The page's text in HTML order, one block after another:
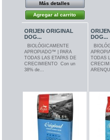
Más detalles
Agregar al carrito
ORIJEN ORIGINAL
DOG...
BIOLÓGICAMENTE
APROPIADO™ | PARA
TODAS LAS ETAPAS DE
CRECIMIENTO Con un
38% de...
DOG...
TODAS